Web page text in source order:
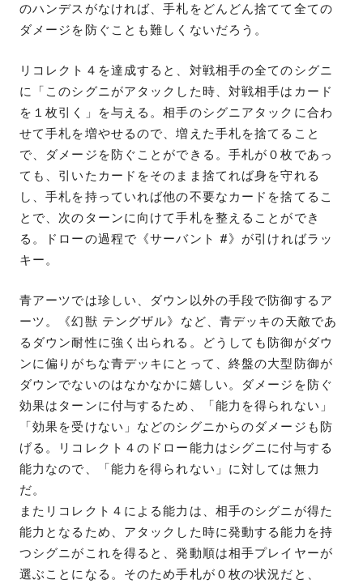
のハンデスがなければ、手札をどんどん捨てて全ての
ダメージを防ぐことも難しくないだろう。
リコレクト４を達成すると、対戦相手の全てのシグニ
に「このシグニがアタックした時、対戦相手はカード
を１枚引く」を与える。相手のシグニアタックに合わ
せて手札を増やせるので、増えた手札を捨てること
で、ダメージを防ぐことができる。手札が０枚であっ
ても、引いたカードをそのまま捨てれば身を守れる
し、手札を持っていれば他の不要なカードを捨てるこ
とで、次のターンに向けて手札を整えることができ
る。ドローの過程で《サーバント #》が引ければラッ
キー。
青アーツでは珍しい、ダウン以外の手段で防御するア
ーツ。《幻獣 テングザル》など、青デッキの天敵であ
るダウン耐性に強く出られる。どうしても防御がダウ
ンに偏りがちな青デッキにとって、終盤の大型防御が
ダウンでないのはなかなかに嬉しい。ダメージを防ぐ
効果はターンに付与するため、「能力を得られない」
「効果を受けない」などのシグニからのダメージも防
げる。リコレクト４のドロー能力はシグニに付与する
能力なので、「能力を得られない」に対しては無力
だ。
またリコレクト４による能力は、相手のシグニが得た
能力となるため、アタックした時に発動する能力を持
つシグニがこれを得ると、発動順は相手プレイヤーが
選ぶことになる。そのため手札が０枚の状況だと、